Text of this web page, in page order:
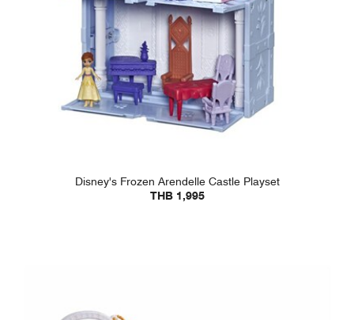
Disney's Frozen Arendelle Castle Playset
THB 1,995